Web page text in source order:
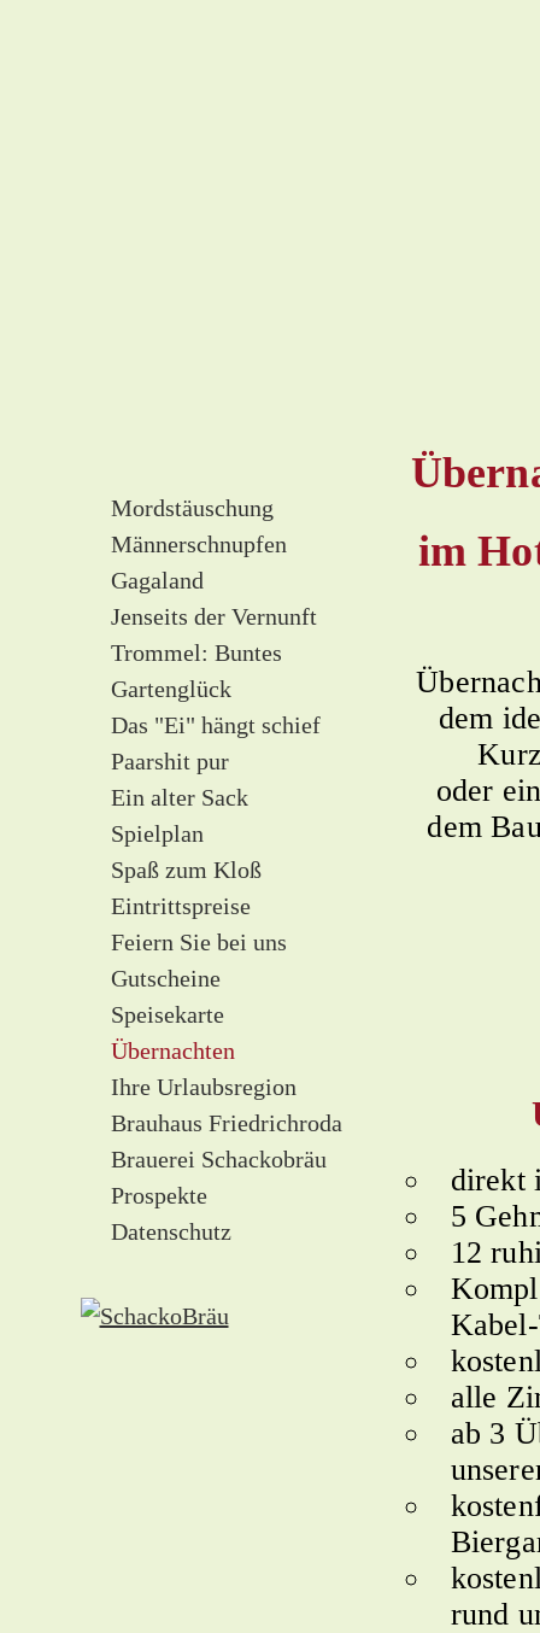
Mordstäuschung
Männerschnupfen
Gagaland
Jenseits der Vernunft
Trommel: Buntes
Gartenglück
Das "Ei" hängt schief
Paarshit pur
Ein alter Sack
Spielplan
Spaß zum Kloß
Eintrittspreise
Feiern Sie bei uns
Gutscheine
Speisekarte
Übernachten
Ihre Urlaubsregion
Brauhaus Friedrichroda
Brauerei Schackobräu
Prospekte
Datenschutz
im
dem
oder
dem
direkt
5
12
alle
ab 3
rund